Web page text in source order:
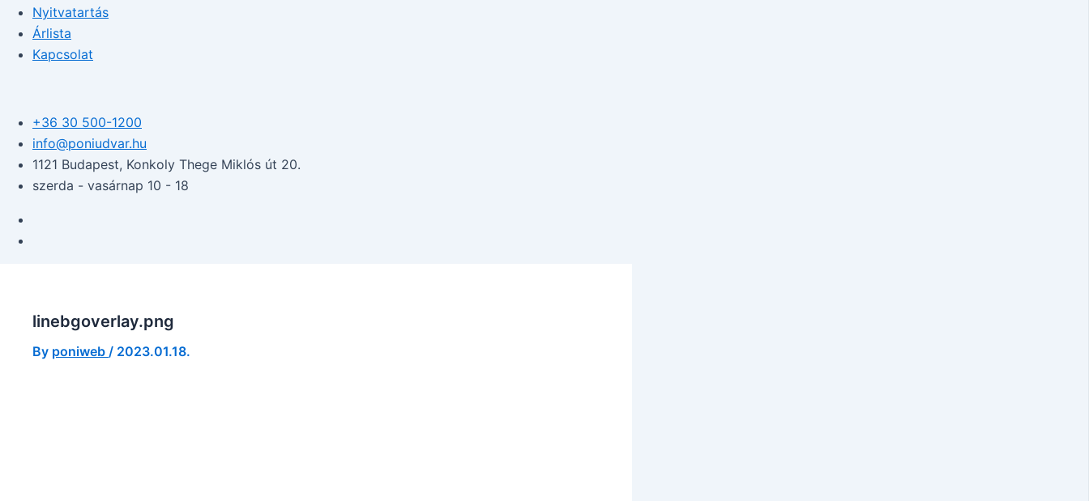
Nyitvatartás
Árlista
Kapcsolat
+36 30 500-1200​
info@poniudvar.hu
1121 Budapest, Konkoly Thege Miklós út 20.
szerda - vasárnap 10 - 18
linebgoverlay.png
By poniweb / 2023.01.18.